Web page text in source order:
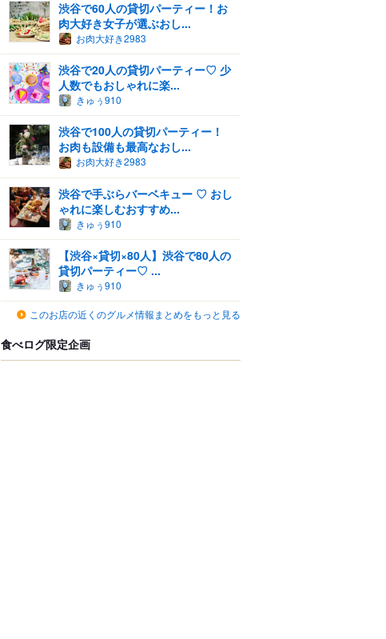
渋谷で60人の貸切パーティー！お
肉大好き女子が選ぶおし...
お肉大好き2983
渋谷で20人の貸切パーティー♡ 少
人数でもおしゃれに楽...
きゅぅ910
渋谷で100人の貸切パーティー！
お肉も設備も最高なおし...
お肉大好き2983
渋谷で手ぶらバーベキュー ♡ おし
ゃれに楽しむおすすめ...
きゅぅ910
【渋谷×貸切×80人】渋谷で80人の
貸切パーティー♡ ...
きゅぅ910
このお店の近くのグルメ情報まとめをもっと見る
食べログ限定企画